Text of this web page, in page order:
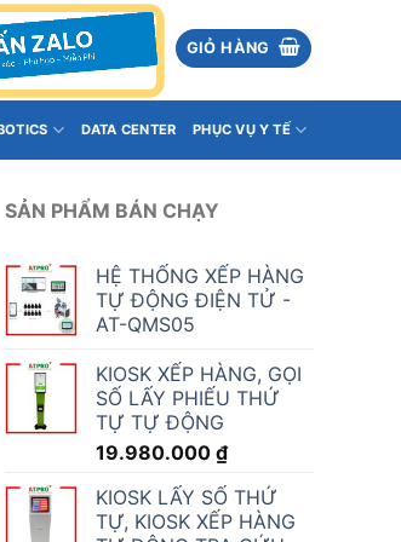
GIỎ HÀNG
DATA CENTER PHỤC VỤ Y TẾ
SẢN PHẨM BÁN CHẠY
HỆ THỐNG XẾP HÀNG
TỰ ĐỘNG ĐIỆN TỬ -
AT-QMS05
KIOSK XẾP HÀNG, GỌI
SỐ LẤY PHIẾU THỨ
TỰ TỰ ĐỘNG
19.980.000 ₫
KIOSK LẤY SỐ THỨ
TỰ, KIOSK XẾP HÀNG